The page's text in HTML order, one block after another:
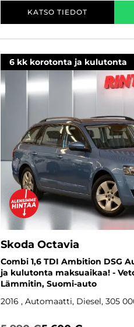
KATSO TIEDOT
6 kk korotonta ja kulutonta
Skoda Octavia
Combi 1,6 TDI Ambition DSG
ja kulutonta maksuaikaa! -
Lämmitin, Suomi-auto
2016 , Automaatti, Diesel, 305